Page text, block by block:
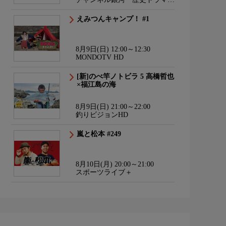
えみつんキャンプ！ #1
8月9日(日) 12:00～12:30
MONDOTV HD
[新]のべ竿ノトビラ 5 高橋哲也
×福江島の海
8月9日(日) 21:00～22:00
釣りビジョンHD
嵐と松本 #249
8月10日(月) 20:00～21:00
スポーツライブ＋